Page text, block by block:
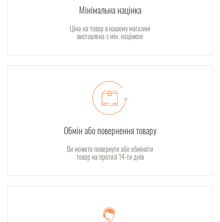
Мінімальна націнка
Ціна на товар в нашому магазині
виставлена з мін. націнкою
Обмін або повернення товару
Ви можете повернути або обміняти
товар на протязі 14-ти днів